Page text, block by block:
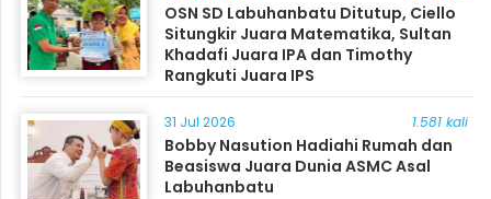
OSN SD Labuhanbatu Ditutup, Ciello
Situngkir Juara Matematika, Sultan
Khadafi Juara IPA dan Timothy
Rangkuti Juara IPS
31 Jul 2026 1.581 kali
Bobby Nasution Hadiahi Rumah dan
Beasiswa Juara Dunia ASMC Asal
Labuhanbatu